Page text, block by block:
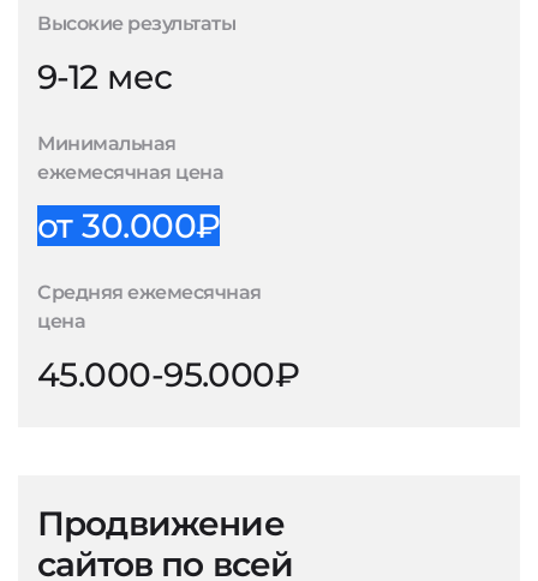
Высокие результаты
9-12 мес
Минимальная
ежемесячная цена
от 30.000₽
Средняя ежемесячная
цена
45.000-95.000₽
Продвижение
сайтов по всей